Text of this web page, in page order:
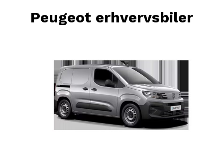
Peugeot erhvervsbiler